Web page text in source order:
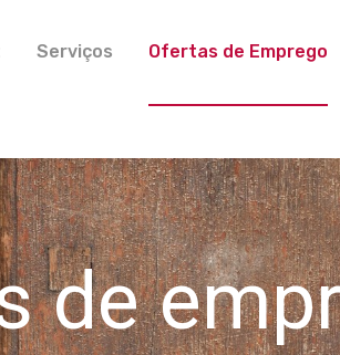
Serviços Ofertas de Emprego
de